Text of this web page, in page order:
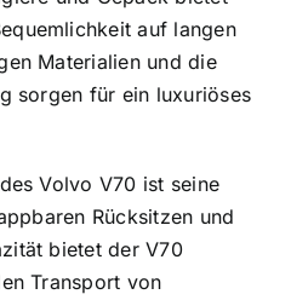
auf langen
Materialien und die
sorgen für ein luxuriöses
Volvo V70 ist seine
Rücksitzen und
bietet der V70
Transport von